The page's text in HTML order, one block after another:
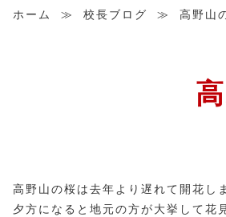
ホーム ≫ 校長ブログ ≫ 高野山
高野山の桜は去年より遅れて開花し
夕方になると地元の方が大挙して花